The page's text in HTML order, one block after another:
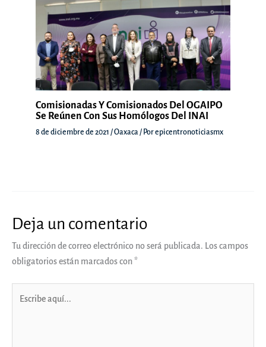
Comisionadas Y Comisionados Del OGAIPO
Se Reúnen Con Sus Homólogos Del INAI
8 de diciembre de 2021 /Oaxaca / Porepicentronoticiasmx
Deja un comentario
Tu dirección de correo electrónico no será publicada. Los campos
obligatorios están marcados con*